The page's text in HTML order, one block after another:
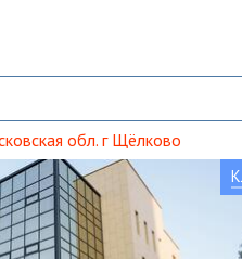
обл. г Щёлково